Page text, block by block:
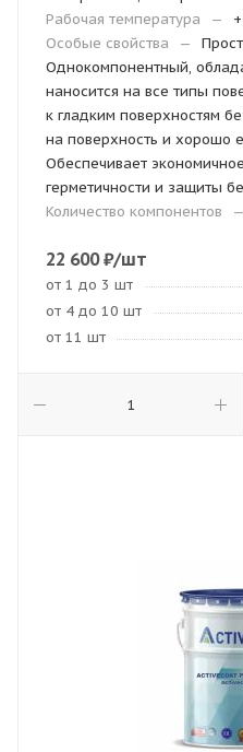
Рабочая температура
—
Особые свойства
—
Однокомпонентный,
наносится на все типы
к гладким поверхностям
на поверхность и хорошо
Обеспечивает
герметичности и защиты
Количество компонентов
—
22 600₽/шт
от 1 до 3 шт
от 4 до 10 шт
от 11 шт